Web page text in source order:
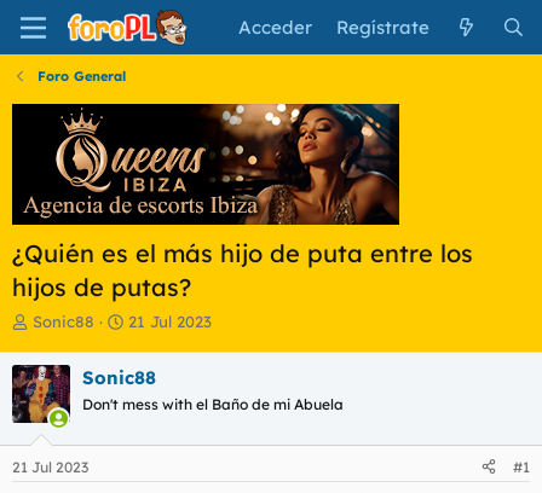
Acceder Regístrate
Foro General
¿Quién es el más hijo de puta entre los
hijos de putas?
I
i
c
i
a
d
o
Sonic88
F
h
a
e
21 Jul 2023
Sonic88
Don't mess with el Baño de mi Abuela
21 Jul 2023 #1